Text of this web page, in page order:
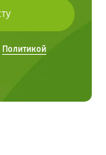
Политикой